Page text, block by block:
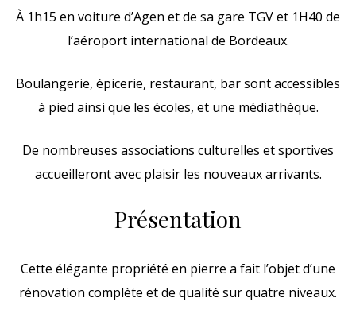
À 1h15 en voiture d’Agen et de sa gare TGV et 1H40 de
l’aéroport international de Bordeaux.
Boulangerie, épicerie, restaurant, bar sont accessibles
à pied ainsi que les écoles, et une médiathèque.
De nombreuses associations culturelles et sportives
accueilleront avec plaisir les nouveaux arrivants.
Présentation
Cette élégante propriété en pierre a fait l’objet d’une
rénovation complète et de qualité sur quatre niveaux.